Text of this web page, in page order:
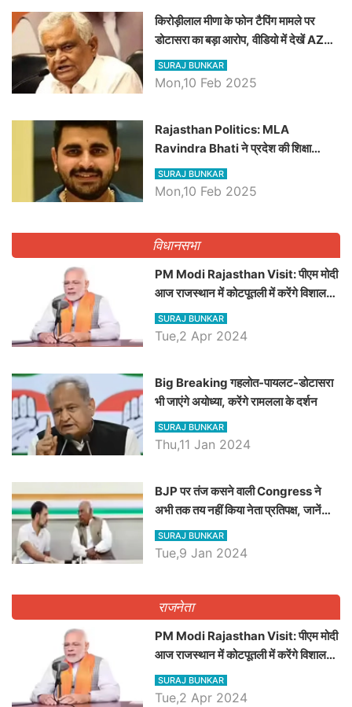
किरोड़ीलाल मीणा के फोन टैपिंग मामले पर
डोटासरा का बड़ा आरोप, वीडियो में देखें AZ
बड़ी खबरें
SURAJ BUNKAR
Mon,10 Feb 2025
Rajasthan Politics: MLA
Ravindra Bhati ने प्रदेश की शिक्षा
व्यवस्था पर उठाए सवाल, Madan
Dilawar पर हमला करते हुए गिनवाये खाली
SURAJ BUNKAR
Mon,10 Feb 2025
विधानसभा
PM Modi Rajasthan Visit: पीएम मोदी
आज राजस्थान में कोटपूतली में करेंगे विशाल
रैली, एक सभा से 8 सीटों पर साधेगें निशाना
SURAJ BUNKAR
Tue,2 Apr 2024
Big Breaking गहलोत-पायलट-डोटासरा
भी जाएंगे अयोध्या, करेंगे रामलला के दर्शन
SURAJ BUNKAR
Thu,11 Jan 2024
BJP पर तंज कसने वाली Congress ने
अभी तक तय नहीं किया नेता प्रतिपक्ष, जानें
कौन होगा दावेदार
SURAJ BUNKAR
Tue,9 Jan 2024
राजनेता
PM Modi Rajasthan Visit: पीएम मोदी
आज राजस्थान में कोटपूतली में करेंगे विशाल
रैली, एक सभा से 8 सीटों पर साधेगें निशाना
SURAJ BUNKAR
Tue,2 Apr 2024